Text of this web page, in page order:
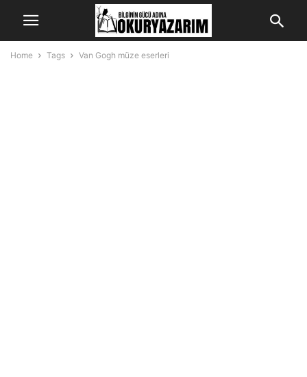
Home Tags Van Gogh müze eserleri